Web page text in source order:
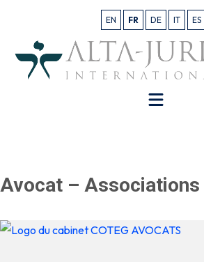
EN FR DE IT ES
Avocat –